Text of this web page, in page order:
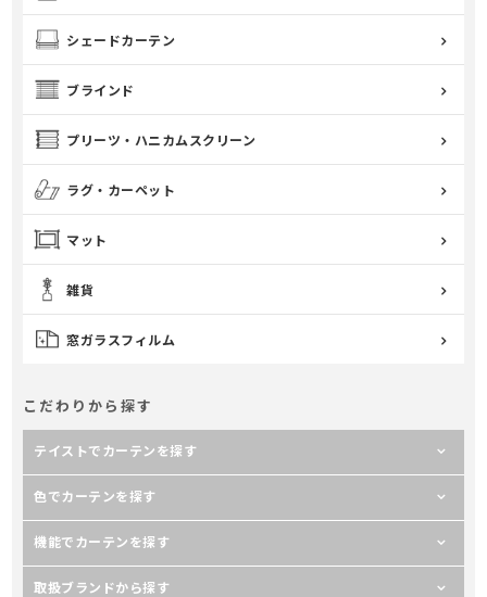
シェードカーテン
ブラインド
プリーツ・ハニカムスクリーン
ラグ・カーペット
マット
雑貨
窓ガラスフィルム
こだわりから探す
テイストでカーテンを探す
色でカーテンを探す
機能でカーテンを探す
取扱ブランドから探す